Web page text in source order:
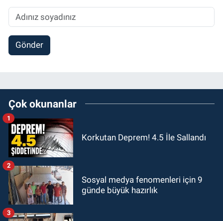
Gönder
Çok okunanlar
Korkutan Deprem! 4.5 İle Sallandı
1
Sosyal medya fenomenleri için 9
günde büyük hazırlık
2
3